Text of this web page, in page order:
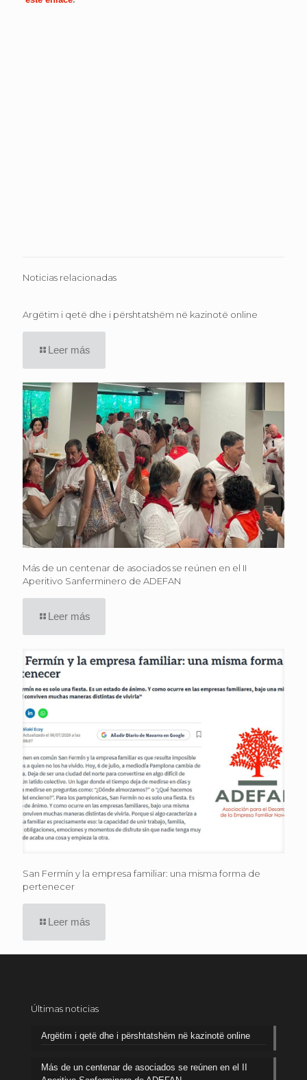
Noticias relacionadas
Argëtim i qetë dhe i përshtatshëm në kazinotë online
Leer más
Más de un centenar de asociados se reúnen en el II
Aperitivo Sanferminero de ADEFAN
Leer más
San Fermín y la empresa familiar: una misma forma de
pertenecer
Leer más
Últimas noticias
Argëtim i qetë dhe i përshtatshëm në kazinotë online
Más de un centenar de asociados se reúnen en el II